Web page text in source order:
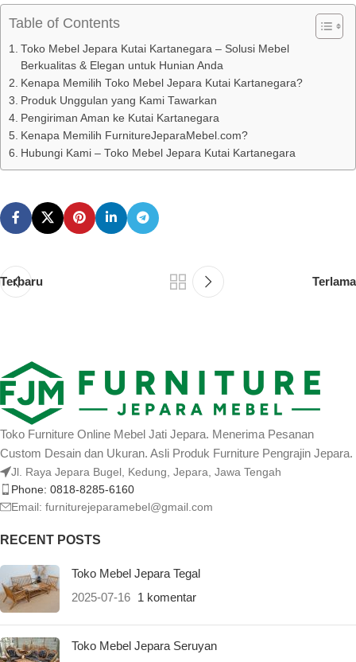
Table of Contents
Toko Mebel Jepara Kutai Kartanegara – Solusi Mebel
Berkualitas & Elegan untuk Hunian Anda
Kenapa Memilih Toko Mebel Jepara Kutai Kartanegara?
Produk Unggulan yang Kami Tawarkan
Pengiriman Aman ke Kutai Kartanegara
Kenapa Memilih FurnitureJeparaMebel.com?
Hubungi Kami – Toko Mebel Jepara Kutai Kartanegara
Terbaru Terlama
Toko Furniture Online Mebel Jati Jepara. Menerima Pesanan
Custom Desain dan Ukuran. Asli Produk Furniture Pengrajin Jepara.
Jl. Raya Jepara Bugel, Kedung, Jepara, Jawa Tengah
Phone: 0818-8285-6160
Email: furniturejeparamebel@gmail.com
RECENT POSTS
Toko Mebel Jepara Tegal
2025-07-16 1 komentar
Toko Mebel Jepara Seruyan